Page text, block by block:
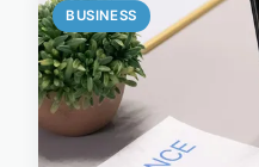
BUSINESS